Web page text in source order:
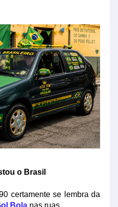
o Brasil
certamente se lembra da